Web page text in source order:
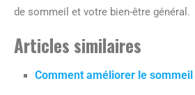
de sommeil et votre bien-être général.
Articles similaires
Comment améliorer le